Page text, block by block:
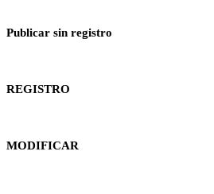
Publicar sin registro
REGISTRO
MODIFICAR